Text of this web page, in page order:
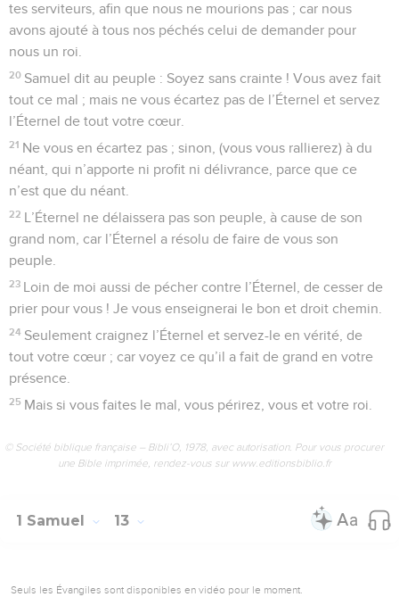
tes serviteurs, afin que nous ne mourions pas ; car nous
avons ajouté à tous nos péchés celui de demander pour
nous un roi.
20 Samuel dit au peuple : Soyez sans crainte ! Vous avez fait
tout ce mal ; mais ne vous écartez pas de l’Éternel et servez
l’Éternel de tout votre cœur.
21 Ne vous en écartez pas ; sinon, (vous vous rallierez) à du
néant, qui n’apporte ni profit ni délivrance, parce que ce
n’est que du néant.
22 L’Éternel ne délaissera pas son peuple, à cause de son
grand nom, car l’Éternel a résolu de faire de vous son
peuple.
23 Loin de moi aussi de pécher contre l’Éternel, de cesser de
prier pour vous ! Je vous enseignerai le bon et droit chemin.
24 Seulement craignez l’Éternel et servez-le en vérité, de
tout votre cœur ; car voyez ce qu’il a fait de grand en votre
présence.
25 Mais si vous faites le mal, vous périrez, vous et votre roi.
© Société biblique française – Bibli’O, 1978, avec autorisation. Pour vous procurer
une Bible imprimée, rendez-vous sur www.editionsbiblio.fr
1 Samuel 13
Seuls les Évangiles sont disponibles en vidéo pour le moment.